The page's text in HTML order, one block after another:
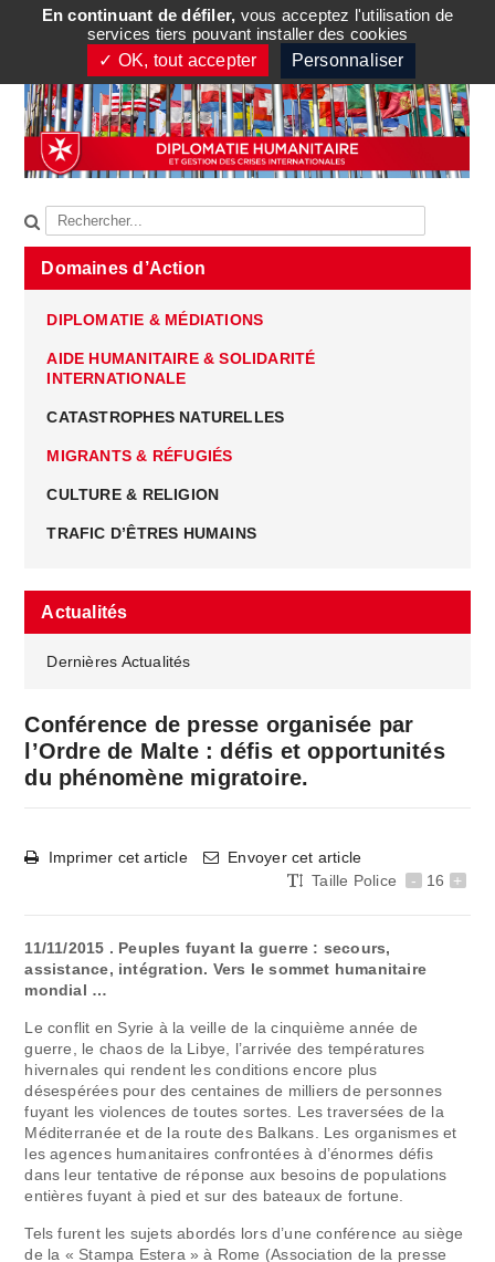
TOGGLE MENU
Domaines d’Action
DIPLOMATIE & MÉDIATIONS
AIDE HUMANITAIRE & SOLIDARITÉ
INTERNATIONALE
CATASTROPHES NATURELLES
MIGRANTS & RÉFUGIÉS
CULTURE & RELIGION
TRAFIC D’ÊTRES HUMAINS
Actualités
Dernières Actualités
Conférence de presse organisée par
l’Ordre de Malte : défis et opportunités
du phénomène migratoire.
Imprimer cet article
Envoyer cet article
Taille Police
- 16 +
11/11/2015 . Peuples fuyant la guerre : secours,
assistance, intégration. Vers le sommet humanitaire
mondial …
Le conflit en Syrie à la veille de la cinquième année de
guerre, le chaos de la Libye, l’arrivée des températures
hivernales qui rendent les conditions encore plus
désespérées pour des centaines de milliers de personnes
fuyant les violences de toutes sortes. Les traversées de la
Méditerranée et de la route des Balkans. Les organismes et
les agences humanitaires confrontées à d’énormes défis
dans leur tentative de réponse aux besoins de populations
entières fuyant à pied et sur des bateaux de fortune.
Tels furent les sujets abordés lors d’une conférence au siège
de la « Stampa Estera » à Rome (Association de la presse
En continuant de défiler, vous acceptez l'utilisation de
services tiers pouvant installer des cookies
✓ OK, tout accepter
Personnaliser